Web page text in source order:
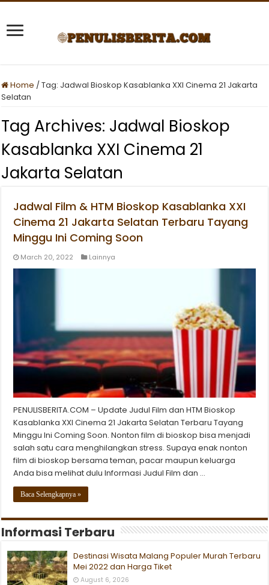
Home /Tag: Jadwal Bioskop Kasablanka XXI Cinema 21 Jakarta
Selatan
Tag Archives: Jadwal Bioskop
Kasablanka XXI Cinema 21
Jakarta Selatan
Jadwal Film & HTM Bioskop Kasablanka XXI
Cinema 21 Jakarta Selatan Terbaru Tayang
Minggu Ini Coming Soon
March 20, 2022 Lainnya
PENULISBERITA.COM – Update Judul Film dan HTM Bioskop
Kasablanka XXI Cinema 21 Jakarta Selatan Terbaru Tayang
Minggu Ini Coming Soon. Nonton film di bioskop bisa menjadi
salah satu cara menghilangkan stress. Supaya enak nonton
film di bioskop bersama teman, pacar maupun keluarga
Anda bisa melihat dulu Informasi Judul Film dan …
Baca Selengkapnya »
Informasi Terbaru
Destinasi Wisata Malang Populer Murah Terbaru
Mei 2022 dan Harga Tiket
August 6, 2026